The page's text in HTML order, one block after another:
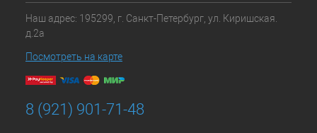
Наш адрес: 195299, г. Санкт-Петербург, ул. Киришская.
д.2а
Посмотреть на карте
8 (921) 901-71-48